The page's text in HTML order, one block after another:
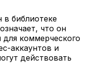
в библиотеке
что он
коммерческого
аккаунтов и
действовать